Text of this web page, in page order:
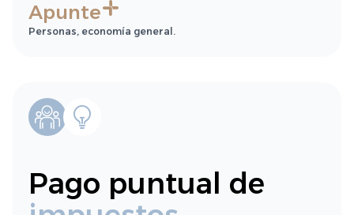
Apunte
Personas, economía general.
Pago puntual de